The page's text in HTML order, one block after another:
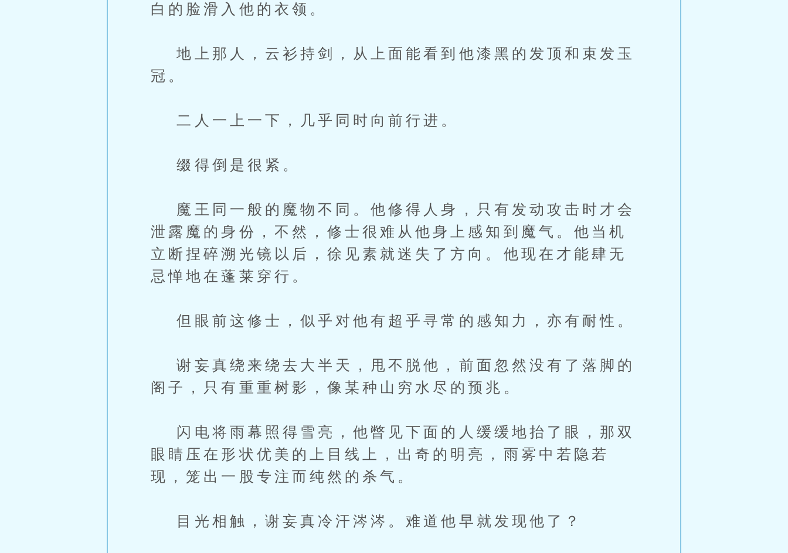
白的脸滑入他的衣领。
地上那人，云衫持剑，从上面能看到他漆黑的发顶和束发玉
冠。
二人一上一下，几乎同时向前行进。
缀得倒是很紧。
魔王同一般的魔物不同。他修得人身，只有发动攻击时才会
泄露魔的身份，不然，修士很难从他身上感知到魔气。他当机
立断捏碎溯光镜以后，徐见素就迷失了方向。他现在才能肆无
忌惮地在蓬莱穿行。
但眼前这修士，似乎对他有超乎寻常的感知力，亦有耐性。
谢妄真绕来绕去大半天，甩不脱他，前面忽然没有了落脚的
阁子，只有重重树影，像某种山穷水尽的预兆。
闪电将雨幕照得雪亮，他瞥见下面的人缓缓地抬了眼，那双
眼睛压在形状优美的上目线上，出奇的明亮，雨雾中若隐若
现，笼出一股专注而纯然的杀气。
目光相触，谢妄真冷汗涔涔。难道他早就发现他了？